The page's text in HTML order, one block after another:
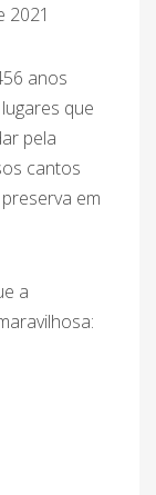
2021
anos
que
pela
cantos
em
a